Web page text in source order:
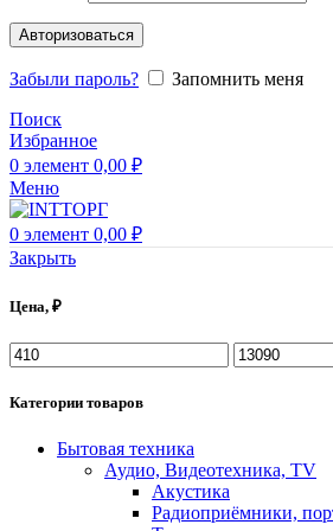
Авторизоваться
Забыли пароль?
Запомнить меня
Поиск
Избранное
0 элемент 0,00 ₽
Меню
0 элемент 0,00 ₽
Закрыть
Цена, ₽
Категории товаров
Бытовая техника
Аудио, Видеотехника, TV
Акустика
Радиоприёмники,